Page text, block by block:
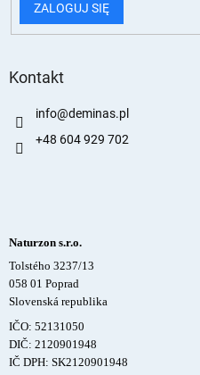
ZALOGUJ SIĘ
Kontakt
info@deminas.pl
+48 604 929 702
Naturzon s.r.o.
Tolstého 3237/13
058 01 Poprad
Slovenská republika
IČO: 52131050
DIČ: 2120901948
IČ DPH: SK2120901948